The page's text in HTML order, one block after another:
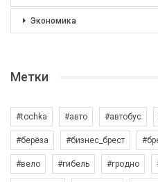
Экономика
Метки
#tochka #авто #автобус
#берёза #бизнес_брест
#вело #гибель #гродно